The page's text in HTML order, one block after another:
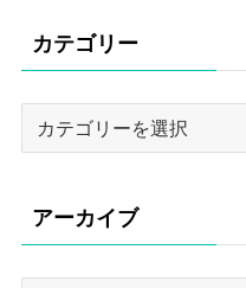
カテゴリー
リ
ー
アーカイブ